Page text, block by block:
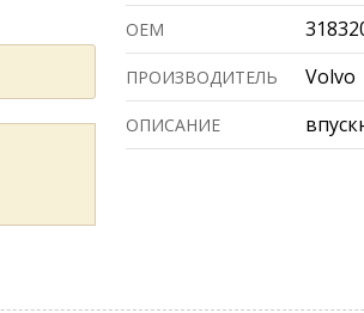
ОЕМ
ПРОИЗВОДИТЕЛЬ Volvo
ОПИСАНИЕ